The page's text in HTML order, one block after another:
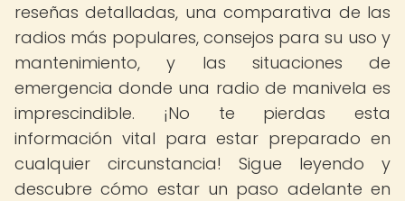
reseñas detalladas, una comparativa de las
radios más populares, consejos para su uso y
mantenimiento, y las situaciones de
emergencia donde una radio de manivela es
imprescindible. ¡No te pierdas esta
información vital para estar preparado en
cualquier circunstancia! Sigue leyendo y
descubre cómo estar un paso adelante en